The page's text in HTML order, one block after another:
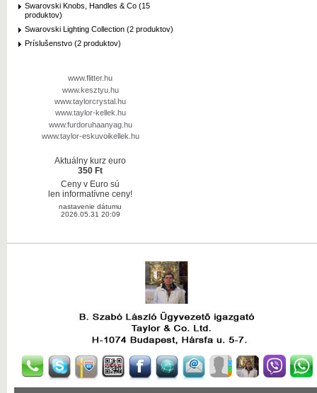
Swarovski Knobs, Handles & Co (15
produktov)
Swarovski Lighting Collection (2 produktov)
Príslušenstvo (2 produktov)
www.flitter.hu
www.kesztyu.hu
www.taylorcrystal.hu
www.taylor-kellek.hu
www.furdoruhaanyag.hu
www.taylor-eskuvoikellek.hu
Aktuálny kurz euro
350 Ft
Ceny v Euro sú
len informatívne ceny!
nastavenie dátumu
2026.05.31 20:09